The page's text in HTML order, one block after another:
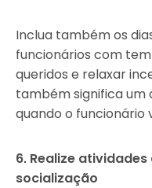
Inclua também os
funcionários com
queridos e relaxar
também significa um
quando o funcionário
6. Realize
socialização